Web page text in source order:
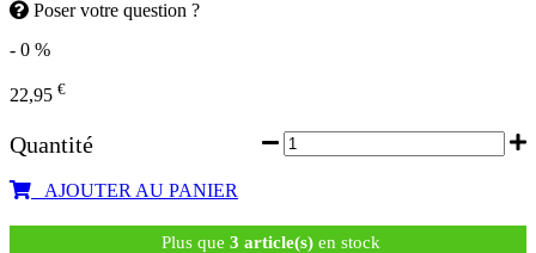
Poser votre question ?
- 0 %
22,95 €
Quantité
AJOUTER AU PANIER
Plus que 3 article(s)en stock